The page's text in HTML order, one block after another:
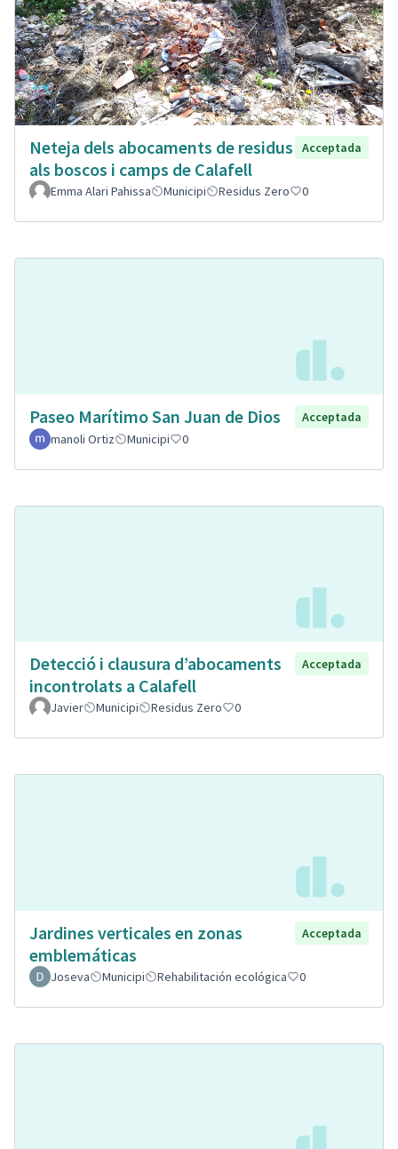
Neteja dels abocaments de residus
als boscos i camps de Calafell
Acceptada
Emma Alari Pahissa Municipi Residus Zero 0
Paseo Marítimo San Juan de Dios
Acceptada
manoli Ortiz
Municipi 0
Detecció i clausura d’abocaments
incontrolats a Calafell
Acceptada
Javier Municipi Residus Zero 0
Jardines verticales en zonas
emblemáticas
Acceptada
Joseva Municipi Rehabilitación ecológica 0